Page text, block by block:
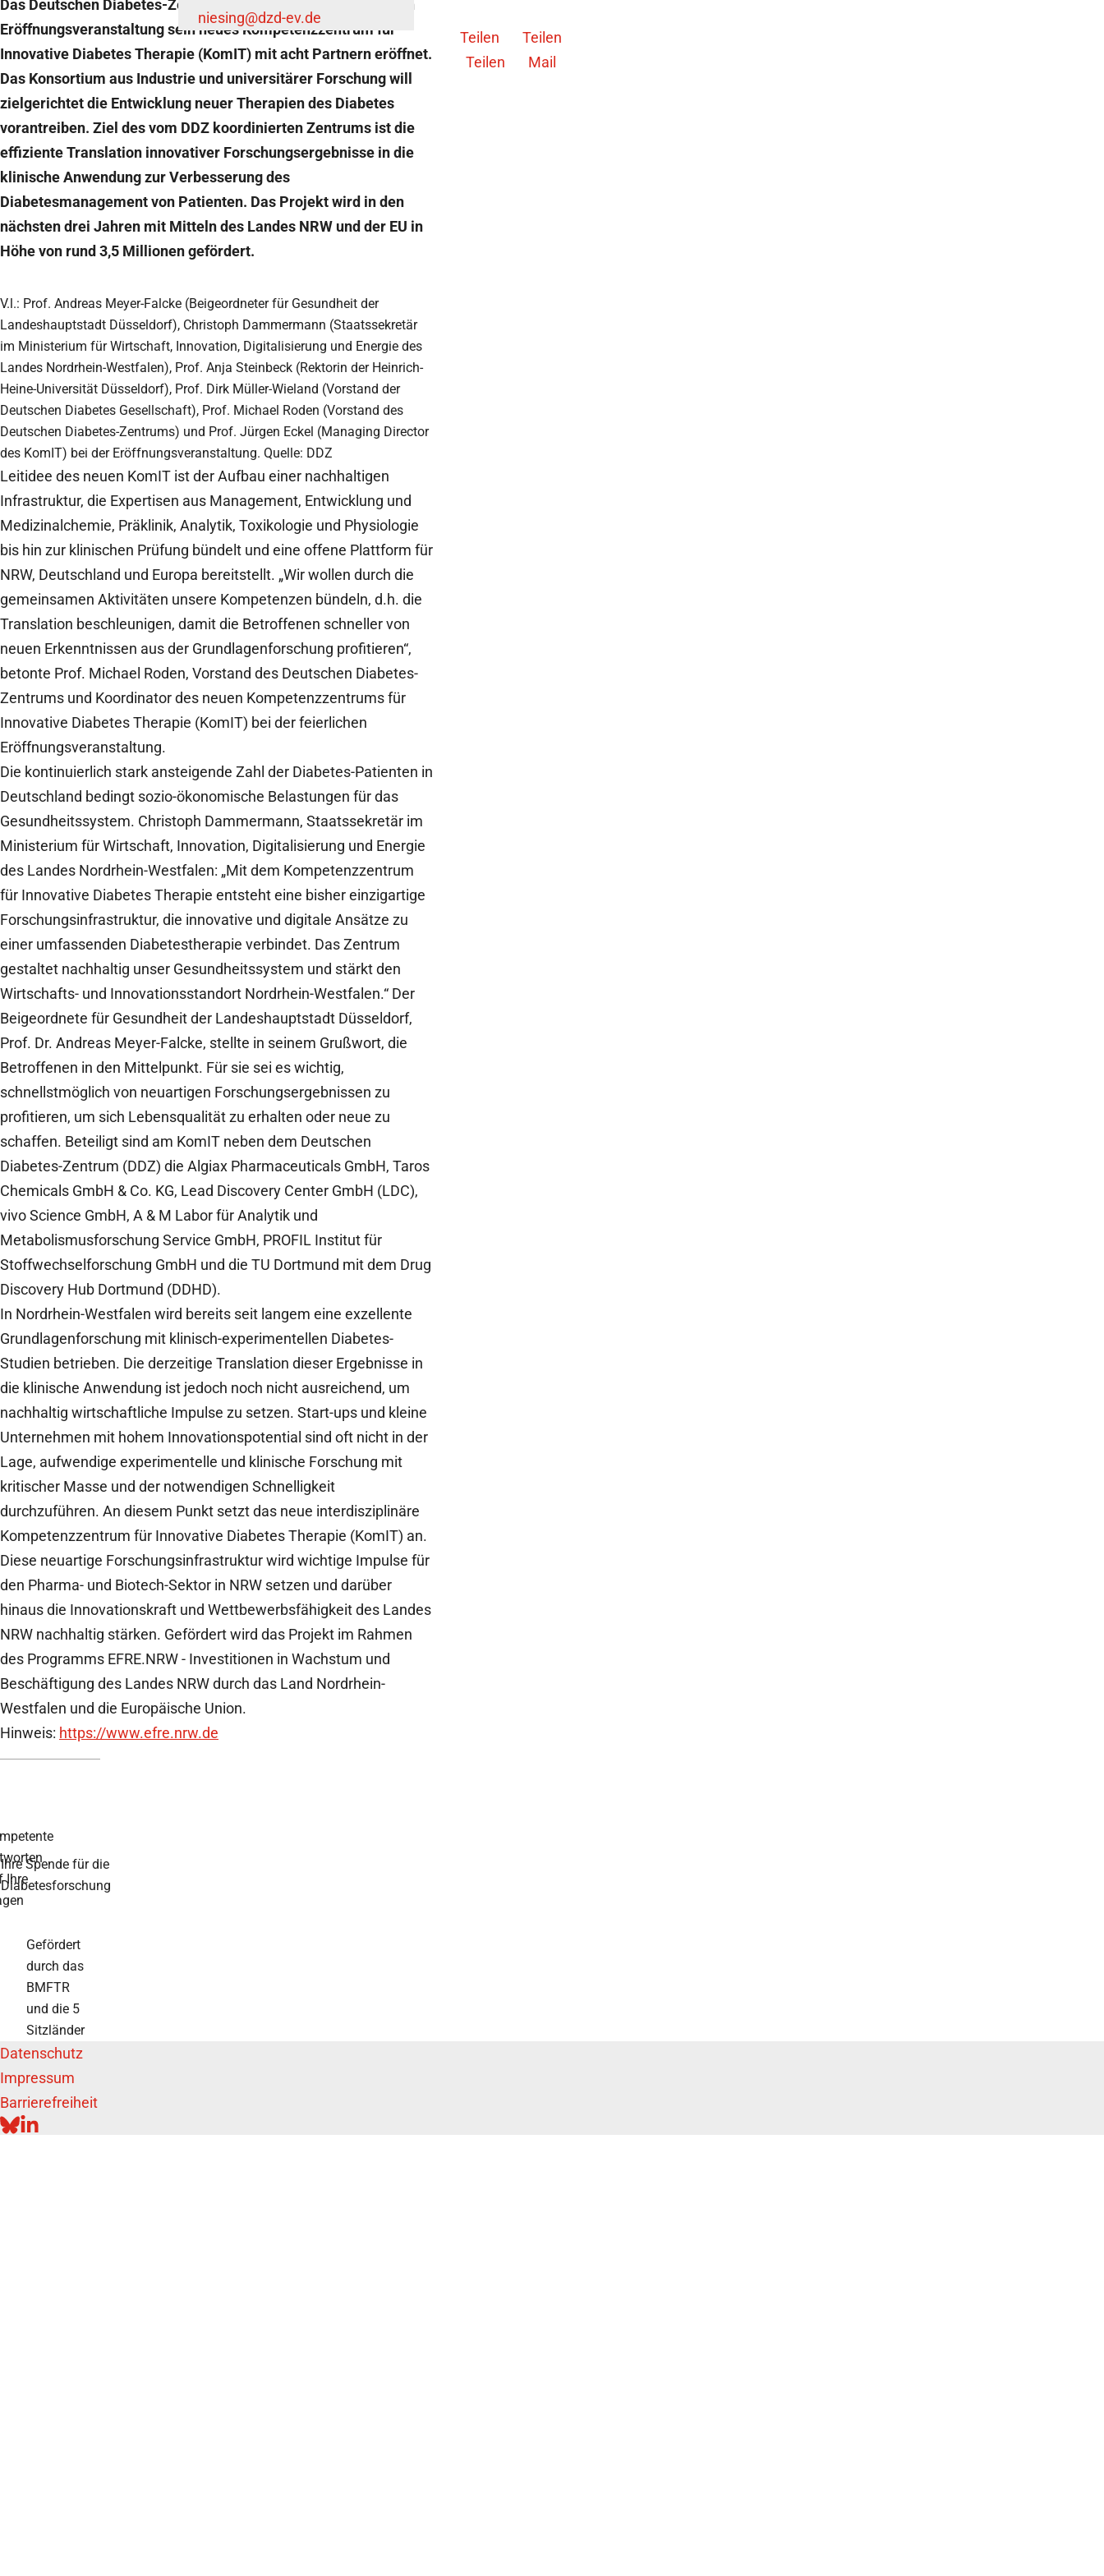
Das Deutschen Diabetes-Zentrum (DDZ) hat in einer offiziellen
Eröffnungsveranstaltung sein neues Kompetenzzentrum für
Innovative Diabetes Therapie (KomIT) mit acht Partnern eröffnet.
Das Konsortium aus Industrie und universitärer Forschung will
zielgerichtet die Entwicklung neuer Therapien des Diabetes
vorantreiben. Ziel des vom DDZ koordinierten Zentrums ist die
effiziente Translation innovativer Forschungsergebnisse in die
klinische Anwendung zur Verbesserung des
Diabetesmanagement von Patienten. Das Projekt wird in den
nächsten drei Jahren mit Mitteln des Landes NRW und der EU in
Höhe von rund 3,5 Millionen gefördert.
V.l.: Prof. Andreas Meyer-Falcke (Beigeordneter für Gesundheit der
Landeshauptstadt Düsseldorf), Christoph Dammermann (Staatssekretär
im Ministerium für Wirtschaft, Innovation, Digitalisierung und Energie des
Landes Nordrhein-Westfalen), Prof. Anja Steinbeck (Rektorin der Heinrich-
Heine-Universität Düsseldorf), Prof. Dirk Müller-Wieland (Vorstand der
Deutschen Diabetes Gesellschaft), Prof. Michael Roden (Vorstand des
Deutschen Diabetes-Zentrums) und Prof. Jürgen Eckel (Managing Director
des KomIT) bei der Eröffnungsveranstaltung. Quelle: DDZ
Leitidee des neuen KomIT ist der Aufbau einer nachhaltigen
Infrastruktur, die Expertisen aus Management, Entwicklung und
Medizinalchemie, Präklinik, Analytik, Toxikologie und Physiologie
bis hin zur klinischen Prüfung bündelt und eine offene Plattform für
NRW, Deutschland und Europa bereitstellt. „Wir wollen durch die
gemeinsamen Aktivitäten unsere Kompetenzen bündeln, d.h. die
Translation beschleunigen, damit die Betroffenen schneller von
neuen Erkenntnissen aus der Grundlagenforschung profitieren“,
betonte Prof. Michael Roden, Vorstand des Deutschen Diabetes-
Zentrums und Koordinator des neuen Kompetenzzentrums für
Innovative Diabetes Therapie (KomIT) bei der feierlichen
Eröffnungsveranstaltung.
Die kontinuierlich stark ansteigende Zahl der Diabetes-Patienten in
Deutschland bedingt sozio-ökonomische Belastungen für das
Gesundheitssystem. Christoph Dammermann, Staatssekretär im
Ministerium für Wirtschaft, Innovation, Digitalisierung und Energie
des Landes Nordrhein-Westfalen: „Mit dem Kompetenzzentrum
für Innovative Diabetes Therapie entsteht eine bisher einzigartige
Forschungsinfrastruktur, die innovative und digitale Ansätze zu
einer umfassenden Diabetestherapie verbindet. Das Zentrum
gestaltet nachhaltig unser Gesundheitssystem und stärkt den
Wirtschafts- und Innovationsstandort Nordrhein-Westfalen.“ Der
Beigeordnete für Gesundheit der Landeshauptstadt Düsseldorf,
Prof. Dr. Andreas Meyer-Falcke, stellte in seinem Grußwort, die
Betroffenen in den Mittelpunkt. Für sie sei es wichtig,
schnellstmöglich von neuartigen Forschungsergebnissen zu
profitieren, um sich Lebensqualität zu erhalten oder neue zu
schaffen. Beteiligt sind am KomIT neben dem Deutschen
Diabetes-Zentrum (DDZ) die Algiax Pharmaceuticals GmbH, Taros
Chemicals GmbH & Co. KG, Lead Discovery Center GmbH (LDC),
vivo Science GmbH, A & M Labor für Analytik und
Metabolismusforschung Service GmbH, PROFIL Institut für
Stoffwechselforschung GmbH und die TU Dortmund mit dem Drug
Discovery Hub Dortmund (DDHD).
In Nordrhein-Westfalen wird bereits seit langem eine exzellente
Grundlagenforschung mit klinisch-experimentellen Diabetes-
Studien betrieben. Die derzeitige Translation dieser Ergebnisse in
die klinische Anwendung ist jedoch noch nicht ausreichend, um
nachhaltig wirtschaftliche Impulse zu setzen. Start-ups und kleine
Unternehmen mit hohem Innovationspotential sind oft nicht in der
Lage, aufwendige experimentelle und klinische Forschung mit
kritischer Masse und der notwendigen Schnelligkeit
durchzuführen. An diesem Punkt setzt das neue interdisziplinäre
Kompetenzzentrum für Innovative Diabetes Therapie (KomIT) an.
Diese neuartige Forschungsinfrastruktur wird wichtige Impulse für
den Pharma- und Biotech-Sektor in NRW setzen und darüber
hinaus die Innovationskraft und Wettbewerbsfähigkeit des Landes
NRW nachhaltig stärken. Gefördert wird das Projekt im Rahmen
des Programms EFRE.NRW - Investitionen in Wachstum und
Beschäftigung des Landes NRW durch das Land Nordrhein-
Westfalen und die Europäische Union.
Hinweis: https://www.efre.nrw.de
Teilen
Teilen
Teilen
Mail
niesing@dzd-ev.de
Ihre
Ihre Spende für die
Diabetesforschung
Gefördert
durch das
BMFTR
und die 5
Sitzländer
Datenschutz
Impressum
Barrierefreiheit
BLUESKY
LINKEDIN